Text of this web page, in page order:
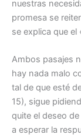
nuestras
promesa se
se explica que el
Ambos pasajes
hay nada malo
tal de que esté
15), sigue
quite el deseo
a esperar la